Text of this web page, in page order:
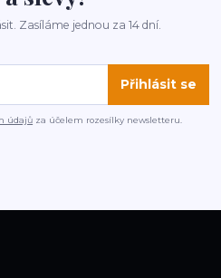
Zasíláme jednou za 14 dní.
Přihlásit se
údajů za účelem rozesílky newsletteru.